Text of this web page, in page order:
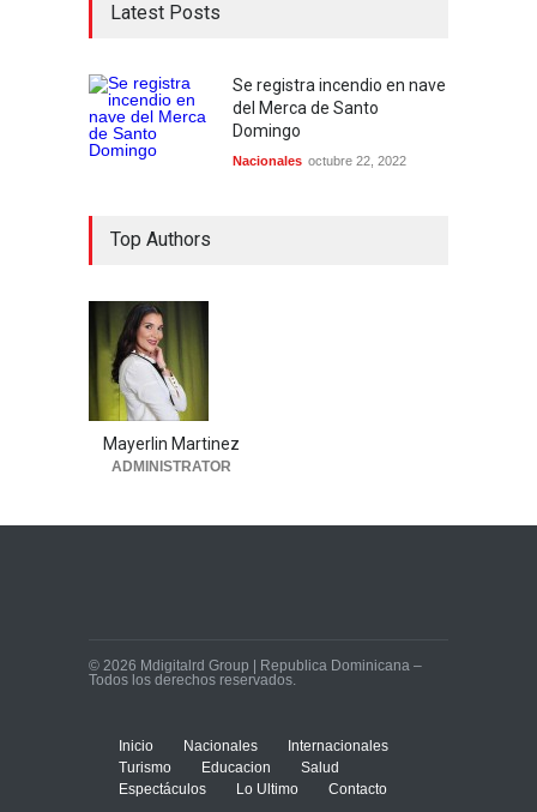
Latest Posts
Se registra incendio en nave
del Merca de Santo
Domingo
Nacionales octubre 22, 2022
Top Authors
Mayerlin Martinez
ADMINISTRATOR
© 2026 Mdigitalrd Group | Republica Dominicana –
Todos los derechos reservados.
Inicio Nacionales
Internacionales
Turismo
Educacion
Salud
Espectáculos
Lo Ultimo Contacto